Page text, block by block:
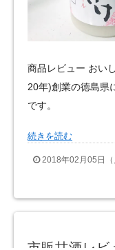
商品レビュー おい
20年)創業の徳島県
です。
続きを読む
2018年02月05日（